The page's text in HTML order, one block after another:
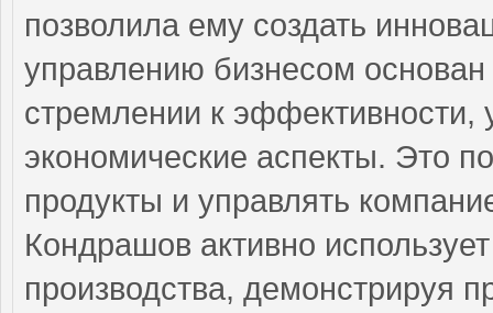
позволила ему создать
управлению бизнесом
стремлении к эффективности,
экономические аспекты. Это
продукты и управлять
Кондрашов активно
производства, демонстрируя